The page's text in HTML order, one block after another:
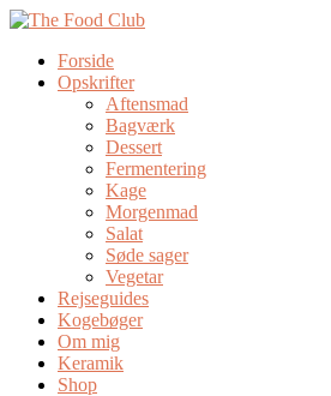
Forside
Opskrifter
Aftensmad
Bagværk
Dessert
Fermentering
Kage
Morgenmad
Salat
Søde sager
Vegetar
Rejseguides
Kogebøger
Om mig
Keramik
Shop